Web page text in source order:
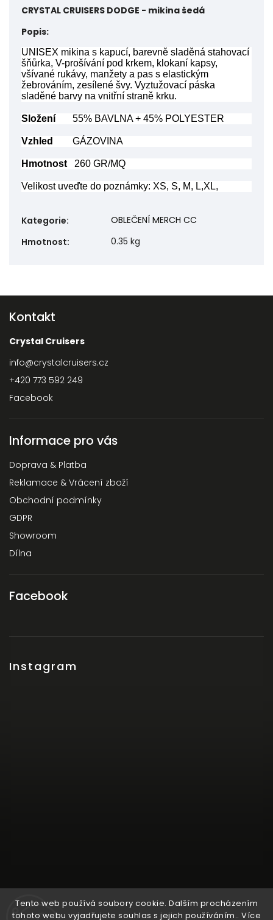
Tento web používá soubory cookie. Dalším procházením
tohoto webu vyjadřujete souhlas s jejich používáním.. Více
CRYSTAL CRUISERS DODGE - mikina šedá
Popis:
UNISEX mikina s kapucí, barevně sladěná stahovací
šňůrka, V-prošívání pod krkem, klokaní kapsy,
všívané rukávy, manžety a pas s elastickým
žebrováním, zesílené švy. Vyztužovací páska
sladěné barvy na vnitřní straně krku.
Složení 55% BAVLNA + 45% POLYESTER
Vzhled GÁZOVINA
Hmotnost 260 GR/MQ
Velikost uveďte do poznámky: XS, S, M, L,XL,
Kategorie:
OBLEČENÍ MERCH CC
Hmotnost: 0.35 kg
Kontakt
Crystal Cruisers
info@crystalcruisers.cz
+420 773 592 249
Facebook
Informace pro vás
Doprava & Platba
Reklamace & Vrácení zboží
Obchodní podmínky
GDPR
Showroom
Dílna
Facebook
Instagram